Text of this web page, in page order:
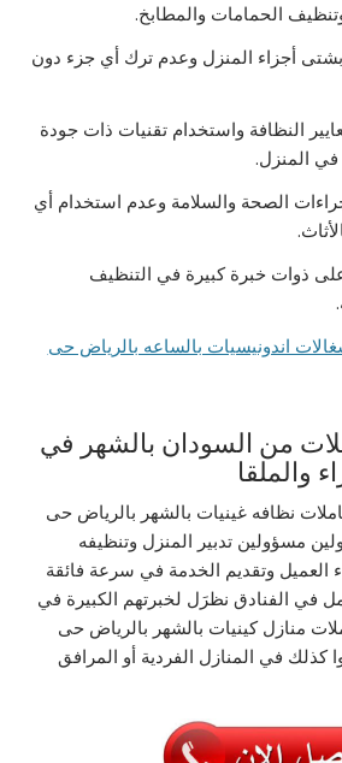
الحمامات والمطابخ.
بشتى أجزاء المنزل وعدم ترك أي جزء دون
النظافة واستخدام تقنيات ذات جودة
المنزل.
الصحة والسلامة وعدم استخدام أي
ذوات خبرة كبيرة في التنظيف
اندونيسيات بالساعه بالرياض حى
من السودان بالشهر في
والملقا
نظافه غينيات بالشهر بالرياض حى
مسؤولين تدبير المنزل وتنظيفه
العميل وتقديم الخدمة في سرعة فائقة
في الفنادق نظرَل لخبرتهم الكبيرة في
منازل كينيات بالشهر بالرياض حى
كذلك في المنازل الفردية أو المرافق